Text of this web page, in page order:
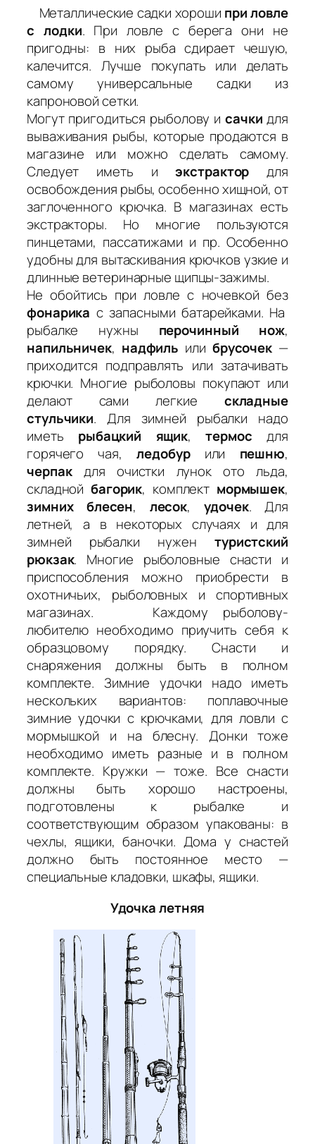
Металлические садки хороши при ловле
с лодки. При ловле с берега они не
пригодны: в них рыба сдирает чешую,
калечится. Лучше покупать или делать
самому универсальные садки из
капроновой сетки.
Могут пригодиться рыболову и сачки для
вываживания рыбы, которые продаются в
магазине или можно сделать самому.
Следует иметь иэкстрактор для
освобождения рыбы, особенно хищной, от
заглоченного крючка. В магазинах есть
экстракторы. Но многие пользуются
пинцетами, пассатижами и пр. Особенно
удобны для вытаскивания крючков узкие и
длинные ветеринарные щипцы-зажимы.
Не обойтись при ловле с ночевкой без
фонарика с запасными батарейками. На
рыбалке нужны перочинный нож,
напильничек, надфиль или брусочек —
приходится подправлять или затачивать
крючки. Многие рыболовы покупают или
делают сами легкие складные
стульчики. Для зимней рыбалки надо
иметь рыбацкий ящик,термос для
горячего чая,ледобурили пешню,
черпакдля очистки лунок ото льда,
складной багорик, комплект мормышек,
зимних блесен, лесок, удочек. Для
летней, а в некоторых случаях и для
зимней рыбалки нужен туристский
рюкзак. Многие рыболовные снасти и
приспособления можно приобрести в
охотничьих, рыболовных и спортивных
магазинах. Каждому рыболову-
любителю необходимо приучить себя к
образцовому порядку. Снасти и
снаряжения должны быть в полном
комплекте. Зимние удочки надо иметь
нескольких вариантов: поплавочные
зимние удочки с крючками, для ловли с
мормышкой и на блесну. Донки тоже
необходимо иметь разные и в полном
комплекте. Кружки — тоже. Все снасти
должны быть хорошо настроены,
подготовлены к рыбалке и
соответствующим образом упакованы: в
чехлы, ящики, баночки. Дома у снастей
должно быть постоянное место —
специальные кладовки, шкафы, ящики.
Удочка летняя